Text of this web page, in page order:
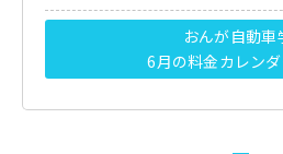
おんが自動車
6月の料金カレン